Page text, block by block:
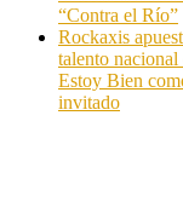
“Contra el Río”
Rockaxis
talento nacional
Estoy Bien
invitado